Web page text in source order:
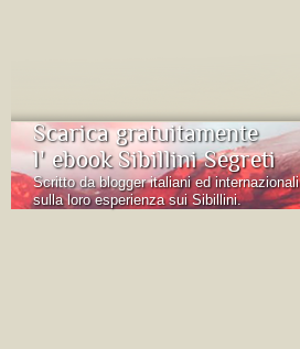
Scarica gratuitamente
l' ebook Sibillini Segreti
Scritto da blogger italiani ed internazionali
sulla loro esperienza sui Sibillini.